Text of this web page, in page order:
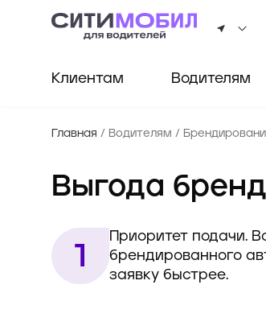
Клиентам Водителям
Главная / Водителям /
Выгода
Приоритет подачи.
брендированного
заявку быстрее.